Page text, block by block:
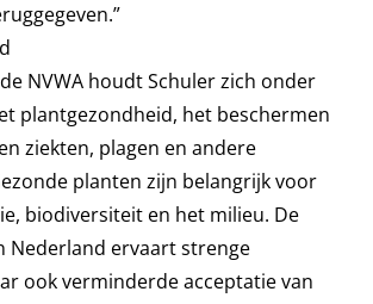
NVWA houdt Schuler zich onder
plantgezondheid, het beschermen
ziekten, plagen en andere
planten zijn belangrijk voor
biodiversiteit en het milieu. De
Nederland ervaart strenge
ook verminderde acceptatie van